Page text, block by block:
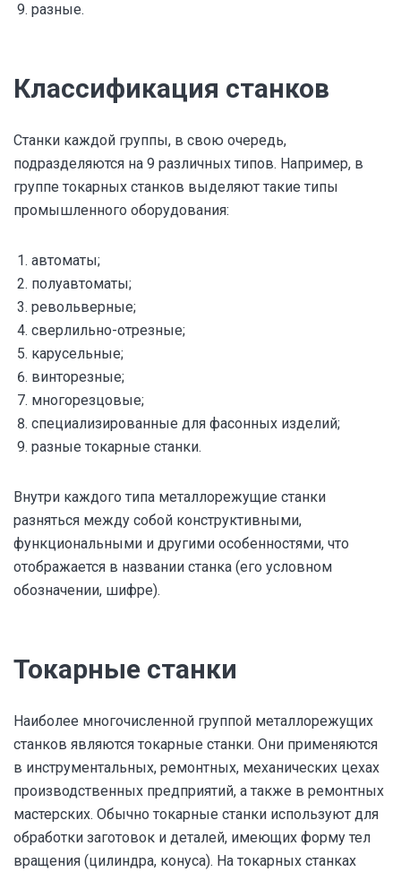
разные.
Классификация станков
Станки каждой группы, в свою очередь,
подразделяются на 9 различных типов. Например, в
группе токарных станков выделяют такие типы
промышленного оборудования:
автоматы;
полуавтоматы;
револьверные;
сверлильно-отрезные;
карусельные;
винторезные;
многорезцовые;
специализированные для фасонных изделий;
разные токарные станки.
Внутри каждого типа металлорежущие станки
разняться между собой конструктивными,
функциональными и другими особенностями, что
отображается в названии станка (его условном
обозначении, шифре).
Токарные станки
Наиболее многочисленной группой металлорежущих
станков являются токарные станки. Они применяются
в инструментальных, ремонтных, механических цехах
производственных предприятий, а также в ремонтных
мастерских. Обычно токарные станки используют для
обработки заготовок и деталей, имеющих форму тел
вращения (цилиндра, конуса). На токарных станках